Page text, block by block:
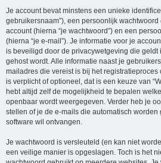
Je account bevat minstens een unieke
gebruikersnaam”), een persoonlijk
account (hierna “je wachtwoord”) en een
(hierna “je e-mail”). Je informatie voor je
is beveiligd door de privacywetgeving die geldt
gehost wordt. Alle informatie naast je
mailadres die vereist is bij het registratieproces
is verplicht of optioneel, dat is een keuze van
hebt altijd zelf de mogelijkheid te bepalen
openbaar wordt weergegeven. Verder heb je
stellen of je de e-mails die automatisch worden
software wil ontvangen.
Je wachtwoord is versleuteld (en kan niet
een veilige manier is opgeslagen. Toch is het